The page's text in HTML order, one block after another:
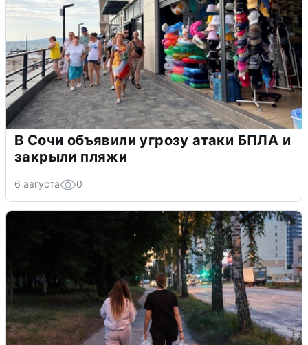
В Сочи объявили угрозу атаки БПЛА и
закрыли пляжи
6 августа 0